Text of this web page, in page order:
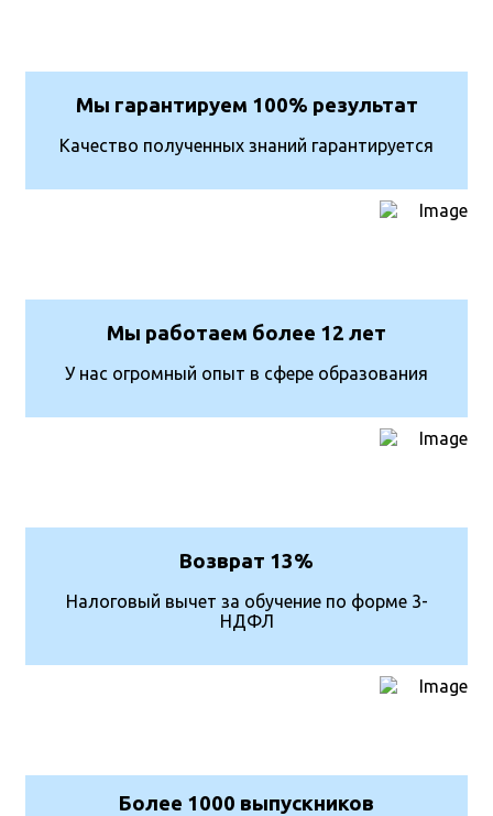
Мы гарантируем 100% результат
Качество полученных знаний гарантируется
Мы работаем более 12 лет
У нас огромный опыт в сфере образования
Возврат 13%
Налоговый вычет за обучение по форме 3-
НДФЛ
Более 1000 выпускников